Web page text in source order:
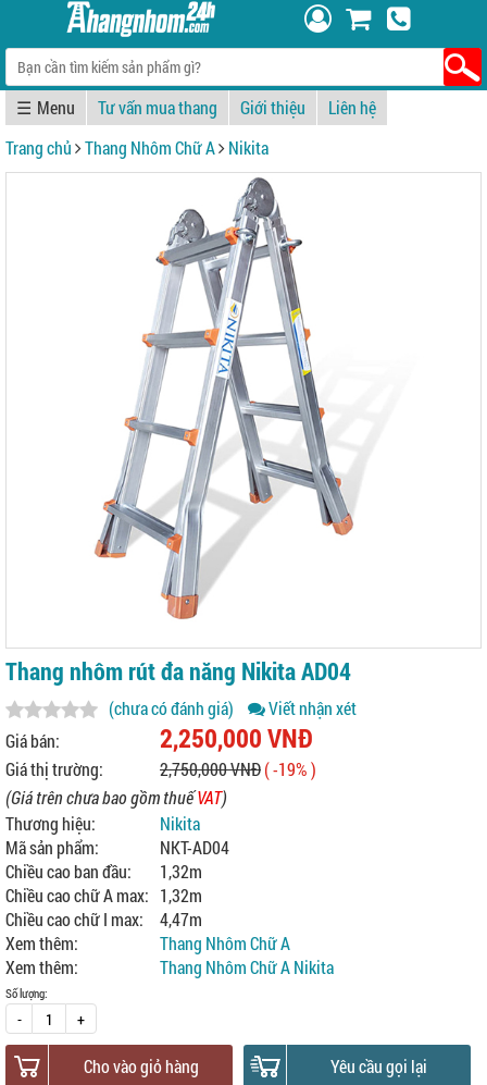
☰ Tư vấn mua thang Giới thiệu
Liên hệ
Trang chủ
Thang Nhôm Chữ A Nikita
Thang nhôm rút đa năng Nikita AD04
(chưa có đánh giá)
Viết nhận xét
Giá bán:
2,250,000 VNĐ
Giá thị trường: 2,750,000 VNĐ( -19% )
(Giá trên chưa bao gồm thuếVAT)
Thương hiệu:
Nikita
Mã sản phẩm:
NKT-AD04
Chiều cao ban đầu:
1,32m
Chiều cao chữ A max: 1,32m
Chiều cao chữ I max:
4,47m
Xem thêm:
Thang Nhôm Chữ A
Xem thêm:
Thang Nhôm Chữ A Nikita
Số lượng:
- +
Cho vào giỏ hàng Yêu cầu gọi lại